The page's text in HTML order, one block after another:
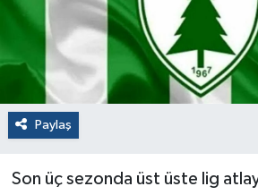
Paylaş
Son üç sezonda üst üste lig